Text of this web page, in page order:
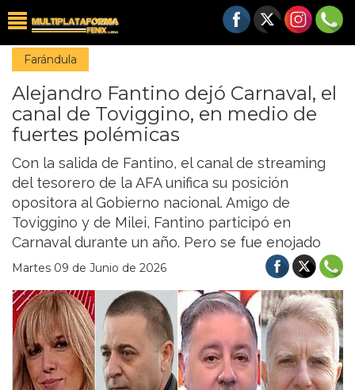
Farándula
Alejandro Fantino dejó Carnaval, el
canal de Toviggino, en medio de
fuertes polémicas
Con la salida de Fantino, el canal de streaming
del tesorero de la AFA unifica su posición
opositora al Gobierno nacional. Amigo de
Toviggino y de Milei, Fantino participó en
Carnaval durante un año. Pero se fue enojado
Martes 09 de Junio de 2026